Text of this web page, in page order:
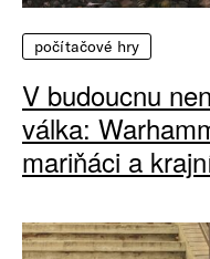
počítačové hry
V budoucnu
válka:
mariňáci a